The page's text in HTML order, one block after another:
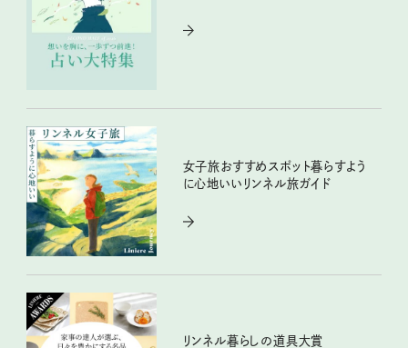
女子旅おすすめスポット暮らすよう
に心地いいリンネル旅ガイド
リンネル暮らしの道具大賞